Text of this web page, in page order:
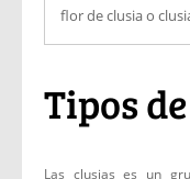
flor de clusia o
Tipos
Las clusias es un